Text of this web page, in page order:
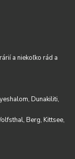
a niekoľko rád a
Dunakiliti,
Berg, Kittsee,